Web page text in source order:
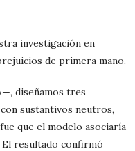
investigación en
de primera mano.
diseñamos tres
sustantivos neutros,
que el modelo asociaría
resultado confirmó